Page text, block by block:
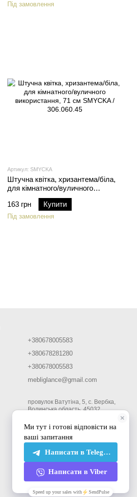
Під замовлення
Артикул: SMYCKA
Штучна квітка, хризантема/біла,
для кімнатного/вуличного
використання, 71 см SMYCKA /
306.060.45
163 грн Купити
Під замовлення
+380678005583
+380678281280
+380678005583
mebliglance@gmail.com
провулок Ватутіна, 5, с. Вербка,
Волинська область, 45032